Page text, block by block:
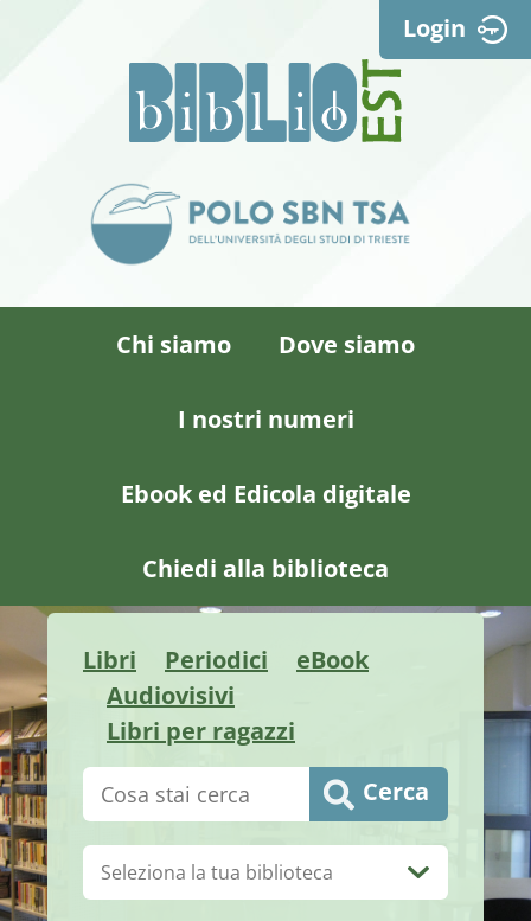
Login
Chi siamo Dove siamo
I nostri numeri
Ebook ed Edicola digitale
Chiedi alla biblioteca
Libri Periodici
eBook
Audiovisivi
Libri per ragazzi
Cerca su "Catalogo" Cerca
Biblioteca: